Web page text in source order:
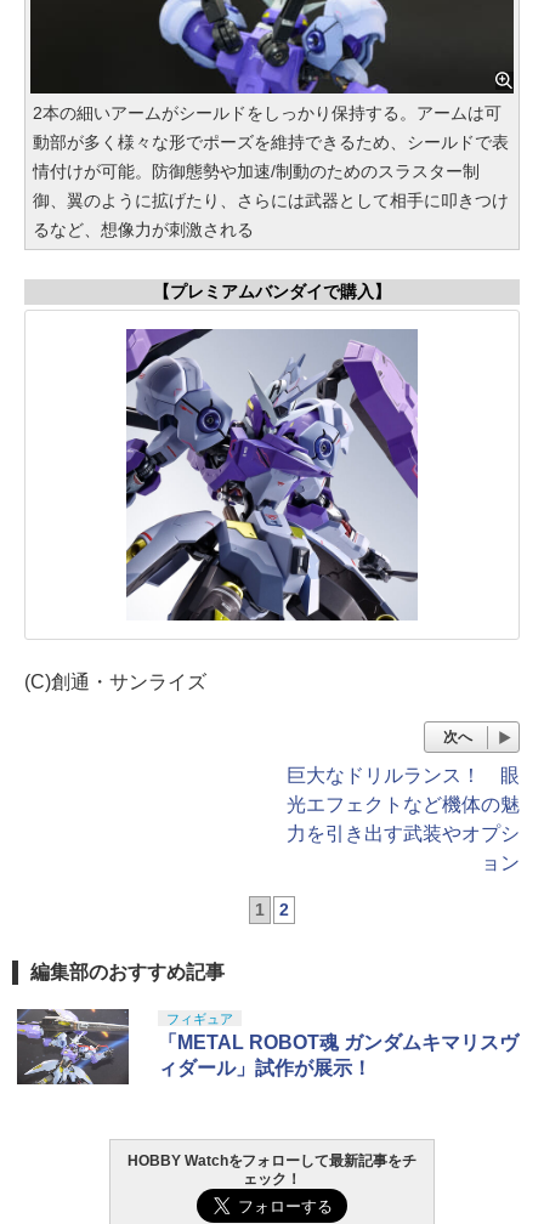
2本の細いアームがシールドをしっかり保持する。アームは可
動部が多く様々な形でポーズを維持できるため、シールドで表
情付けが可能。防御態勢や加速/制動のためのスラスター制
御、翼のように拡げたり、さらには武器として相手に叩きつけ
るなど、想像力が刺激される
【プレミアムバンダイで購入】
(C)創通・サンライズ
次へ
巨大なドリルランス！ 眼
光エフェクトなど機体の魅
力を引き出す武装やオプシ
ョン
1 2
編集部のおすすめ記事
フィギュア
「METAL ROBOT魂 ガンダムキマリスヴ
ィダール」試作が展示！
HOBBY Watchをフォローして最新記事をチ
ェック！